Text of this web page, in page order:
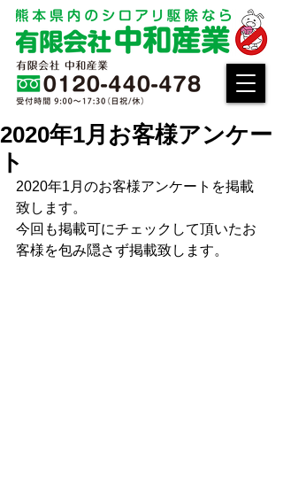
2020年1月お客様アンケー
ト
2020年1月のお客様アンケートを掲載
致します。
今回も掲載可にチェックして頂いたお
客様を包み隠さず掲載致します。